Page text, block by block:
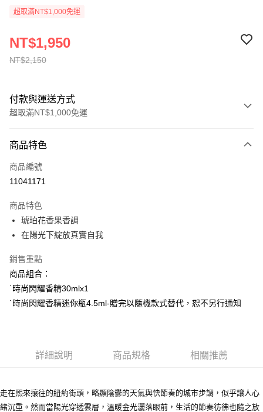
超取滿NT$1,000免運
NT$2,150
NT$1,950
付款與運送方式
超取滿NT$1,000免運
信用卡一次付款
ATM付款
運送方式
付款後全家取貨
每筆NT$80，滿NT$1,000(含以上)免運費
付款後萊爾富取貨
每筆NT$100，滿NT$1,000(含以上)免運費
付款後7-11取貨
每筆NT$80，滿NT$1,000(含以上)免運費
商品特色
商品編號
11041171
商品特色
琥珀花香果香調
在陽光下綻放真實自我
銷售重點
商品組合：
˙時尚閃耀香精30mlx1
˙時尚閃耀香精迷你瓶4.5ml-贈完以隨機款式替代，恕不另行通知
詳細說明 商品規格 相關推薦
走在熙來攘往的紐約街頭，略顯陰鬱的天氣與快節奏的城市步調，似乎讓人心
緒沉重。然而當陽光穿透雲層，溫暖金光灑落眼前，生活的節奏彷彿也隨之放